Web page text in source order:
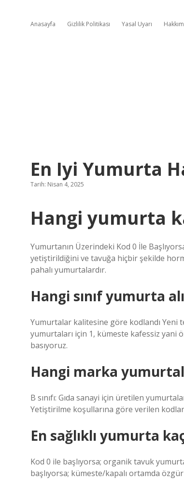
Anasayfa Gizlilik Politikası Yasal Uyarı
En Iyi Yumurta
Tarih: Nisan 4, 2025
Hangi yumurta
Yumurtanın Üzerindeki Kod 0 İle
yetiştirildiğini ve tavuğa hiçbir şekilde
pahalı yumurtalardır.
Hangi sınıf yumurta
Yumurtalar kalitesine göre kodlandı
yumurtaları için 1, kümeste kafessiz
basıyoruz.
Hangi marka
B sınıfı: Gıda sanayi için üretilen
Yetiştirilme koşullarına göre verilen
En sağlıklı yumurta
Kod 0 ile başlıyorsa; organik tavuk
başlıyorsa; kümeste/kapalı ortamda